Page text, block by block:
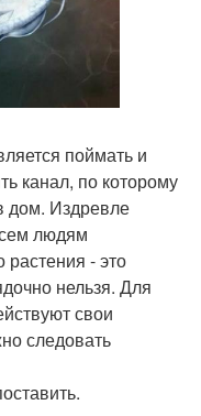
поймать и
канал, по которому
дом. Издревле
людям
- это
нельзя. Для
свои
следовать